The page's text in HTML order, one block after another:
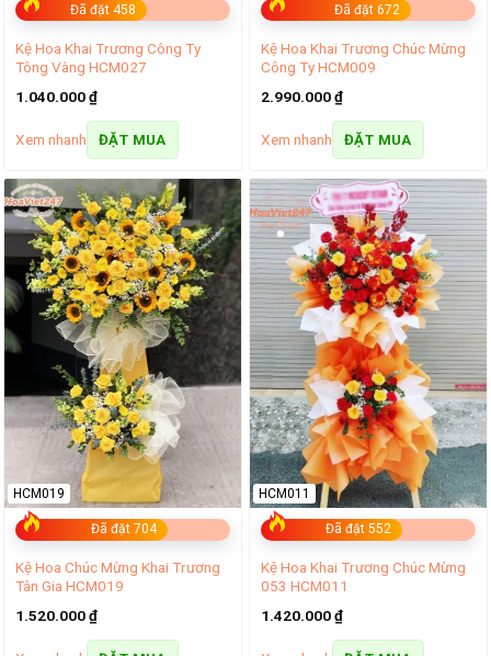
Đã đặt 458
Kệ Hoa Khai Trương Công Ty
Tông Vàng HCM027
1.040.000₫
Xem nhanh ĐẶT MUA
Đã đặt 672
Kệ Hoa Khai Trương Chúc Mừng
Công Ty HCM009
2.990.000₫
Xem nhanh ĐẶT MUA
Đã đặt 704
HCM019
Kệ Hoa Chúc Mừng Khai Trương
Tân Gia HCM019
1.520.000₫
Đã đặt 552
HCM011
Kệ Hoa Khai Trương Chúc Mừng
053 HCM011
1.420.000₫